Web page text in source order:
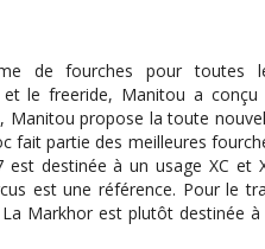
de fourches pour toutes
et le freeride, Manitou a conçu
Manitou propose la toute
fait partie des meilleures
est destinée à un usage XC et
est une référence. Pour le
La Markhor est plutôt destinée à